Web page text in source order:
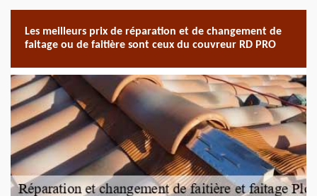
Les meilleurs prix de réparation et de changement de
faitage ou de faitière sont ceux du couvreur RD PRO